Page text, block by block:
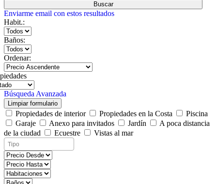
Buscar
Enviarme email con estos resultados
Habit.:
Baños:
Ordenar:
Búsqueda Avanzada
Limpiar formulario
Propiedades de interior Propiedades en la Costa
Piscina
Garaje
Anexo para invitados Jardín
A poca distancia
de la ciudad
Ecuestre Vistas al mar